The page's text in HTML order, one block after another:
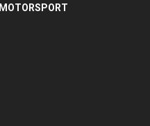
MOTORSPORT